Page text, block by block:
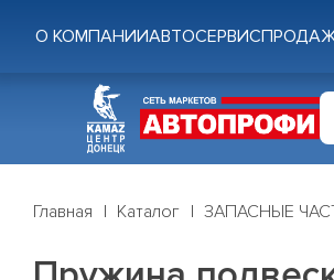
О КОМПАНИИАВТОСЕРВИС
Главная Каталог ЗАПАСНЫЕ